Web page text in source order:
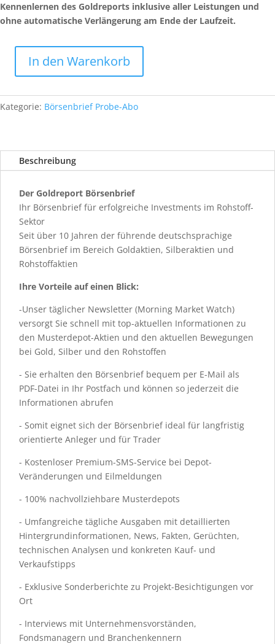
Kennenlernen des Goldreports inklusive aller Leistungen und
ohne automatische Verlängerung am Ende der Laufzeit.
3
Monate
In den Warenkorb
Kategorie: Börsenbrief Probe-Abo
Beschreibung
Der Goldreport Börsenbrief
Ihr Börsenbrief für erfolgreiche Investments im Rohstoff-
Sektor
Seit über 10 Jahren der führende deutschsprachige
Börsenbrief im Bereich Goldaktien, Silberaktien und
Rohstoffaktien
Ihre Vorteile auf einen Blick:
-Unser täglicher Newsletter (Morning Market Watch)
versorgt Sie schnell mit top-aktuellen Informationen zu
den Musterdepot-Aktien und den aktuellen Bewegungen
bei Gold, Silber und den Rohstoffen
- Sie erhalten den Börsenbrief bequem per E-Mail als
PDF-Datei in Ihr Postfach und können so jederzeit die
Informationen abrufen
- Somit eignet sich der Börsenbrief ideal für langfristig
orientierte Anleger und für Trader
- Kostenloser Premium-SMS-Service bei Depot-
Veränderungen und Eilmeldungen
- 100% nachvollziehbare Musterdepots
- Umfangreiche tägliche Ausgaben mit detaillierten
Hintergrundinformationen, News, Fakten, Gerüchten,
technischen Analysen und konkreten Kauf- und
Verkaufstipps
- Exklusive Sonderberichte zu Projekt-Besichtigungen vor
Ort
- Interviews mit Unternehmensvorständen,
Fondsmanagern und Branchenkennern